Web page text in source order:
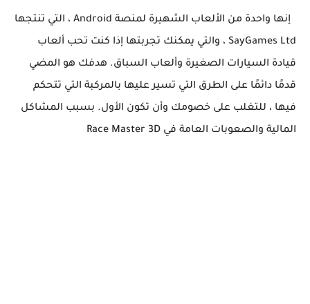
إنها واحدة من الألعاب الشهيرة لمنصة Android ، التي تنتجها
SayGames Ltd ، والتي يمكنك تجربتها إذا كنت تحب ألعاب
قيادة السيارات الصغيرة وألعاب السباق. هدفك هو المضي
قدمًا دائمًا على الطرق التي تسير عليها بالمركبة التي تتحكم
فيها ، للتغلب على خصومك وأن تكون الأول. بسبب المشاكل
المالية والصعوبات العامة في Race Master 3D